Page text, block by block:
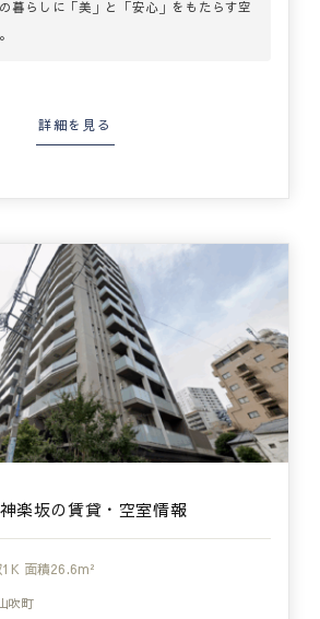
暮らしに「美」と「安心」をもたらす空
詳細を見る
楽坂の賃貸・空室情報
1K 面積26.6m²
吹町